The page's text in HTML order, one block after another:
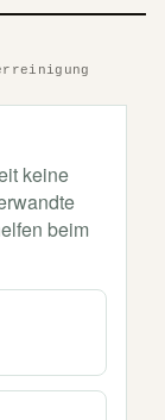
keine
beim